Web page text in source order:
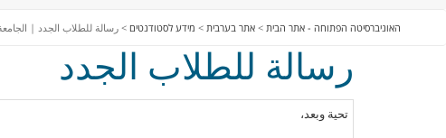
האוניברסיטה הפתוחה - אתר הבית > אתר בערבית > מידע לסטודנטים >رسالة للطلاب الجدد |
رسالة للطلاب الجدد
تحية وبعد،